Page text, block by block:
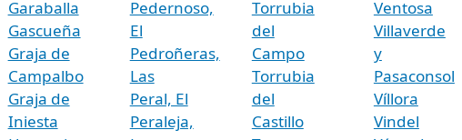
Garaballa
Gascueña
Graja de
Campalbo
Graja de
Iniesta
Pedernoso,
El
Pedroñeras,
Las
Peral, El
Peraleja,
Torrubia
del
Campo
Torrubia
del
Castillo
Ventosa
Villaverde
y
Pasaconsol
Víllora
Vindel